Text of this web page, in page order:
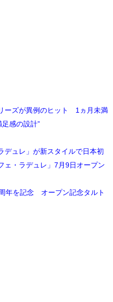
ーズが異例のヒット 1ヵ月未満
感の設計”
デュレ」が新スタイルで日本初
・ラデュレ」7月9日オープン
年を記念 オープン記念タルト